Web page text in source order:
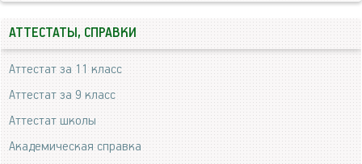
АТТЕСТАТЫ, СПРАВКИ
Аттестат за 11 класс
Аттестат за 9 класс
Аттестат школы
Академическая справка